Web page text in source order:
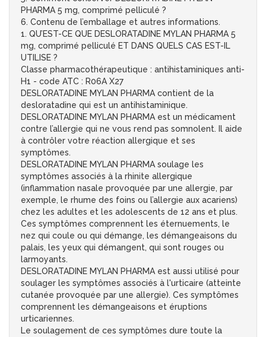
PHARMA 5 mg, comprimé pelliculé ?
6. Contenu de l’emballage et autres informations.
1. QU’EST-CE QUE DESLORATADINE MYLAN PHARMA 5
mg, comprimé pelliculé ET DANS QUELS CAS EST-IL
UTILISE ?
Classe pharmacothérapeutique : antihistaminiques anti-
H1 - code ATC : R06A X27
DESLORATADINE MYLAN PHARMA contient de la
desloratadine qui est un antihistaminique.
DESLORATADINE MYLAN PHARMA est un médicament
contre l’allergie qui ne vous rend pas somnolent. Il aide
à contrôler votre réaction allergique et ses
symptômes.
DESLORATADINE MYLAN PHARMA soulage les
symptômes associés à la rhinite allergique
(inflammation nasale provoquée par une allergie, par
exemple, le rhume des foins ou l’allergie aux acariens)
chez les adultes et les adolescents de 12 ans et plus.
Ces symptômes comprennent les éternuements, le
nez qui coule ou qui démange, les démangeaisons du
palais, les yeux qui démangent, qui sont rouges ou
larmoyants.
DESLORATADINE MYLAN PHARMA est aussi utilisé pour
soulager les symptômes associés à l'urticaire (atteinte
cutanée provoquée par une allergie). Ces symptômes
comprennent les démangeaisons et éruptions
urticariennes.
Le soulagement de ces symptômes dure toute la